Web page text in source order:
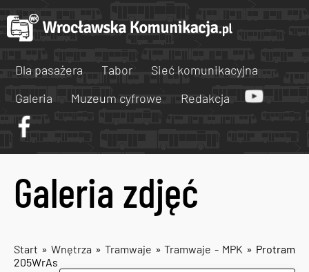
Dla pasażera Tabor
Sieć komunikacyjna
Galeria
Muzeum cyfrowe Redakcja
Galeria zdjęć
Start » Wnętrza » Tramwaje »Tramwaje - MPK » Protram
205WrAs